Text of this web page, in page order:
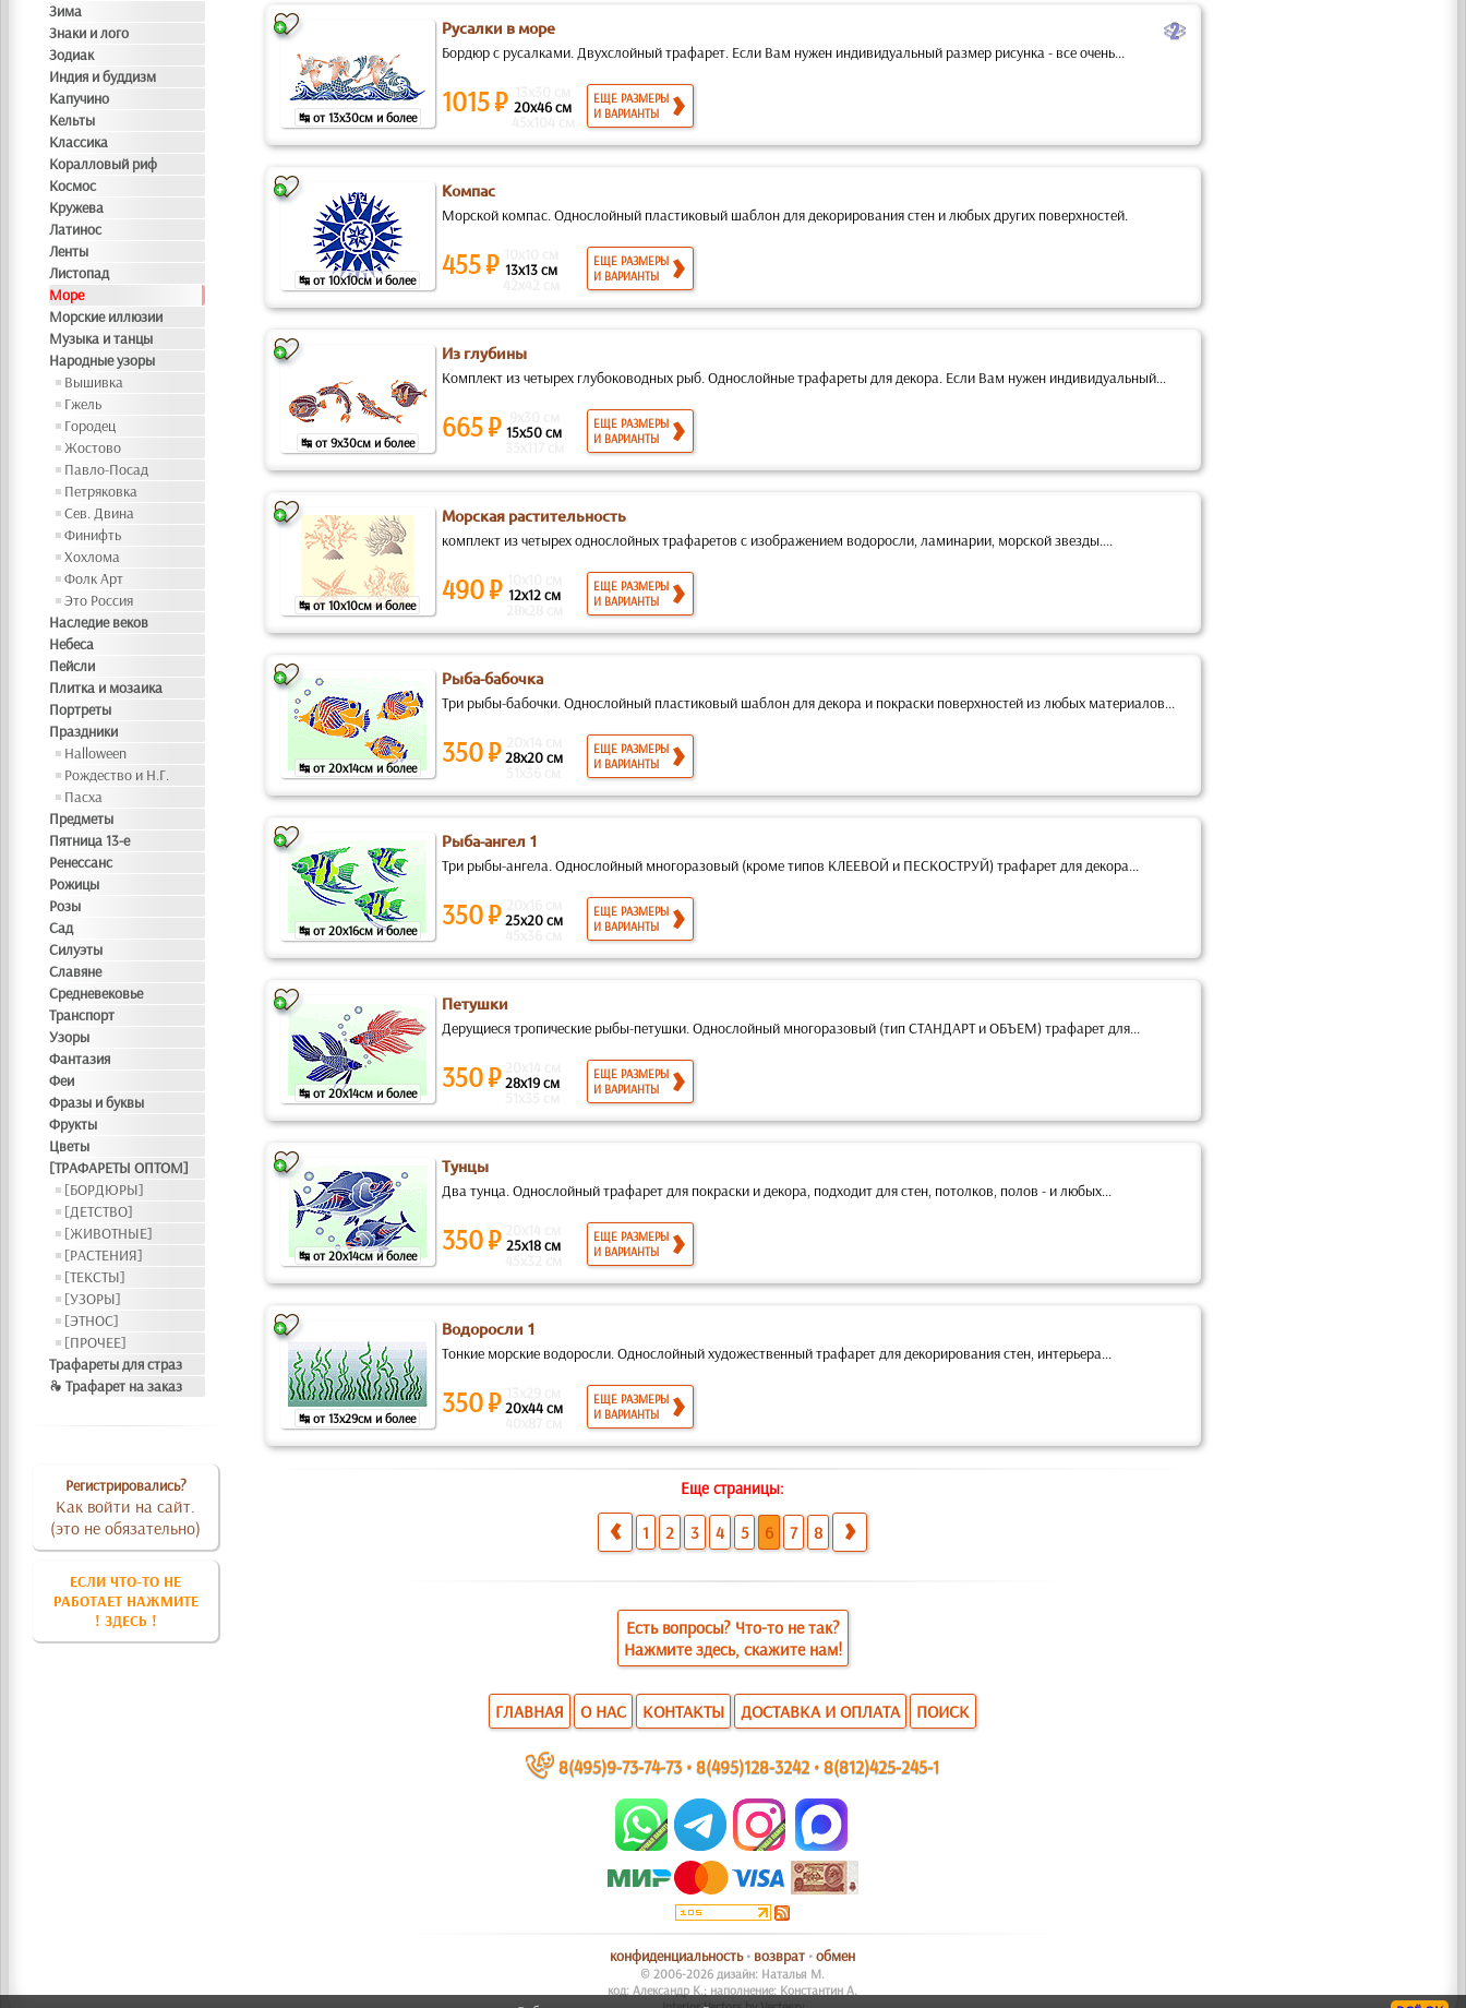
Зима
Знаки и лого
Зодиак
Индия и буддизм
Капучино
Кельты
Классика
Коралловый риф
Космос
Кружева
Латинос
Ленты
Листопад
Море
Морские иллюзии
Музыка и танцы
Народные узоры
Вышивка
Гжель
Городец
Жостово
Павло-Посад
Петряковка
Сев. Двина
Финифть
Хохлома
Фолк Арт
Это Россия
Наследие веков
Небеса
Пейсли
Плитка и мозаика
Портреты
Праздники
Halloween
Рождество и Н.Г.
Пасха
Предметы
Пятница 13-е
Ренессанс
Рожицы
Розы
Сад
Силуэты
Славяне
Средневековье
Транспорт
Узоры
Фантазия
Феи
Фразы и буквы
Фрукты
Цветы
[ТРАФАРЕТЫ ОПТОМ]
[БОРДЮРЫ]
[ДЕТСТВО]
[ЖИВОТНЫЕ]
[РАСТЕНИЯ]
[ТЕКСТЫ]
[УЗОРЫ]
[ЭТНОС]
[ПРОЧЕЕ]
Трафареты для страз
❧ Трафарет на заказ
Регистрировались?
Как войти на сайт.
(это не обязательно)
ЕСЛИ ЧТО-ТО НЕ
РАБОТАЕТ НАЖМИТЕ
! ЗДЕСЬ !
↹ от 13x30см и более
Русалки в море b
Бордюр с русалками. Двухслойный трафарет. Если Вам нужен индивидуальный размер рисунка - все очень...
1015 ₽ 20x46 см
ЕЩЕ РАЗМЕРЫ
И ВАРИАНТЫ
↹ от 10x10см и более
Компас
Морской компас. Однослойный пластиковый шаблон для декорирования стен и любых других поверхностей.
455 ₽ 13x13 см
ЕЩЕ РАЗМЕРЫ
И ВАРИАНТЫ
↹ от 9x30см и более
Из глубины
Комплект из четырех глубоководных рыб. Однослойные трафареты для декора. Если Вам нужен индивидуальный...
665 ₽ 15x50 см
ЕЩЕ РАЗМЕРЫ
И ВАРИАНТЫ
↹ от 10x10см и более
Морская растительность
комплект из четырех однослойных трафаретов с изображением водоросли, ламинарии, морской звезды....
490 ₽ 12x12 см
ЕЩЕ РАЗМЕРЫ
И ВАРИАНТЫ
↹ от 20x14см и более
Рыба-бабочка
Три рыбы-бабочки. Однослойный пластиковый шаблон для декора и покраски поверхностей из любых материалов...
350 ₽28x20 см
ЕЩЕ РАЗМЕРЫ
И ВАРИАНТЫ
↹ от 20x16см и более
Рыба-ангел 1
Три рыбы-ангела. Однослойный многоразовый (кроме типов КЛЕЕВОЙ и ПЕСКОСТРУЙ) трафарет для декора...
350 ₽25x20 см
ЕЩЕ РАЗМЕРЫ
И ВАРИАНТЫ
↹ от 20x14см и более
Петушки
Дерущиеся тропические рыбы-петушки. Однослойный многоразовый (тип СТАНДАРТ и ОБЪЕМ) трафарет для...
350 ₽28x19 см
ЕЩЕ РАЗМЕРЫ
И ВАРИАНТЫ
↹ от 20x14см и более
Тунцы
Два тунца. Однослойный трафарет для покраски и декора, подходит для стен, потолков, полов - и любых...
350 ₽ 25x18 см
ЕЩЕ РАЗМЕРЫ
И ВАРИАНТЫ
↹ от 13x29см и более
Водоросли 1
Тонкие морские водоросли. Однослойный художественный трафарет для декорирования стен, интерьера...
350 ₽20x44 см
ЕЩЕ РАЗМЕРЫ
И ВАРИАНТЫ
Еще страницы:
1 2 3 4 5 6 7 8
Есть вопросы? Что-то не так?
Нажмите здесь, скажите нам!
ГЛАВНАЯ О НАС КОНТАКТЫ ДОСТАВКА И ОПЛАТА ПОИСК
~ 8(495)9-73-74-73 •8(495)128-3242 •8(812)425-245-1
конфиденциальность• возврат •обмен
© 2006-2026 дизайн: Наталья М.
код: Александр К.; наполнение: Константин А.